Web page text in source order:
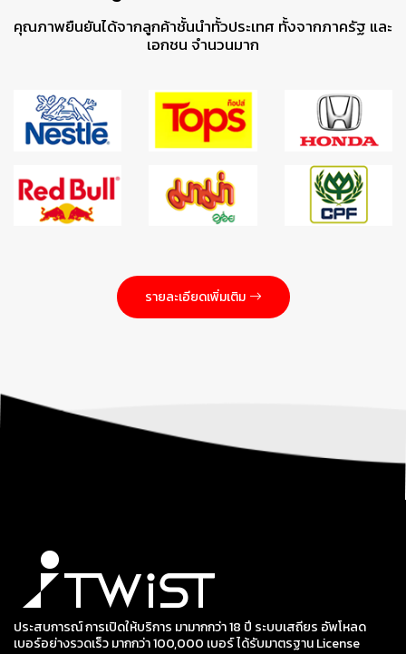
คุณภาพยืนยันได้จากลูกค้าชั้นนำทั้วประเทศ ทั้งจากภาครัฐ และ
เอกชน จำนวนมาก
รายละเอียดเพิ่มเติม
ประสบการณ์ การเปิดให้บริการ มามากกว่า 18 ปี ระบบเสถียร อัพโหลด
เบอร์อย่างรวดเร็ว มากกว่า 100,000 เบอร์ ได้รับมาตรฐาน License